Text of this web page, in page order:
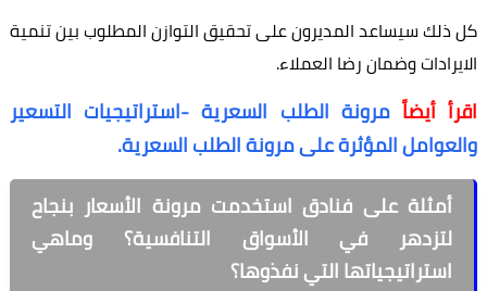
كل ذلك سيساعد المديرون على تحقيق التوازن المطلوب بين تنمية
الايرادات وضمان رضا العملاء.
اقرأ أيضاً مرونة الطلب السعرية -استراتيجيات التسعير
والعوامل المؤثرة على مرونة الطلب السعرية.
أمثلة على فنادق استخدمت مرونة الأسعار بنجاح
لتزدهر في الأسواق التنافسية؟ وماهي
استراتيجياتها التي نفذوها؟